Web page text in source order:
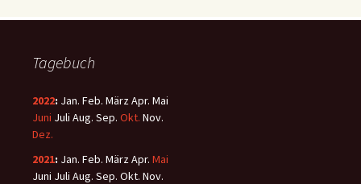
Tagebuch
2022: Jan. Feb. MärzApr. Mai
Juni Juli Aug. Sep. Okt. Nov.
Dez.
2021: Jan. Feb. MärzApr. Mai
Juni Juli Aug. Sep. Okt. Nov.